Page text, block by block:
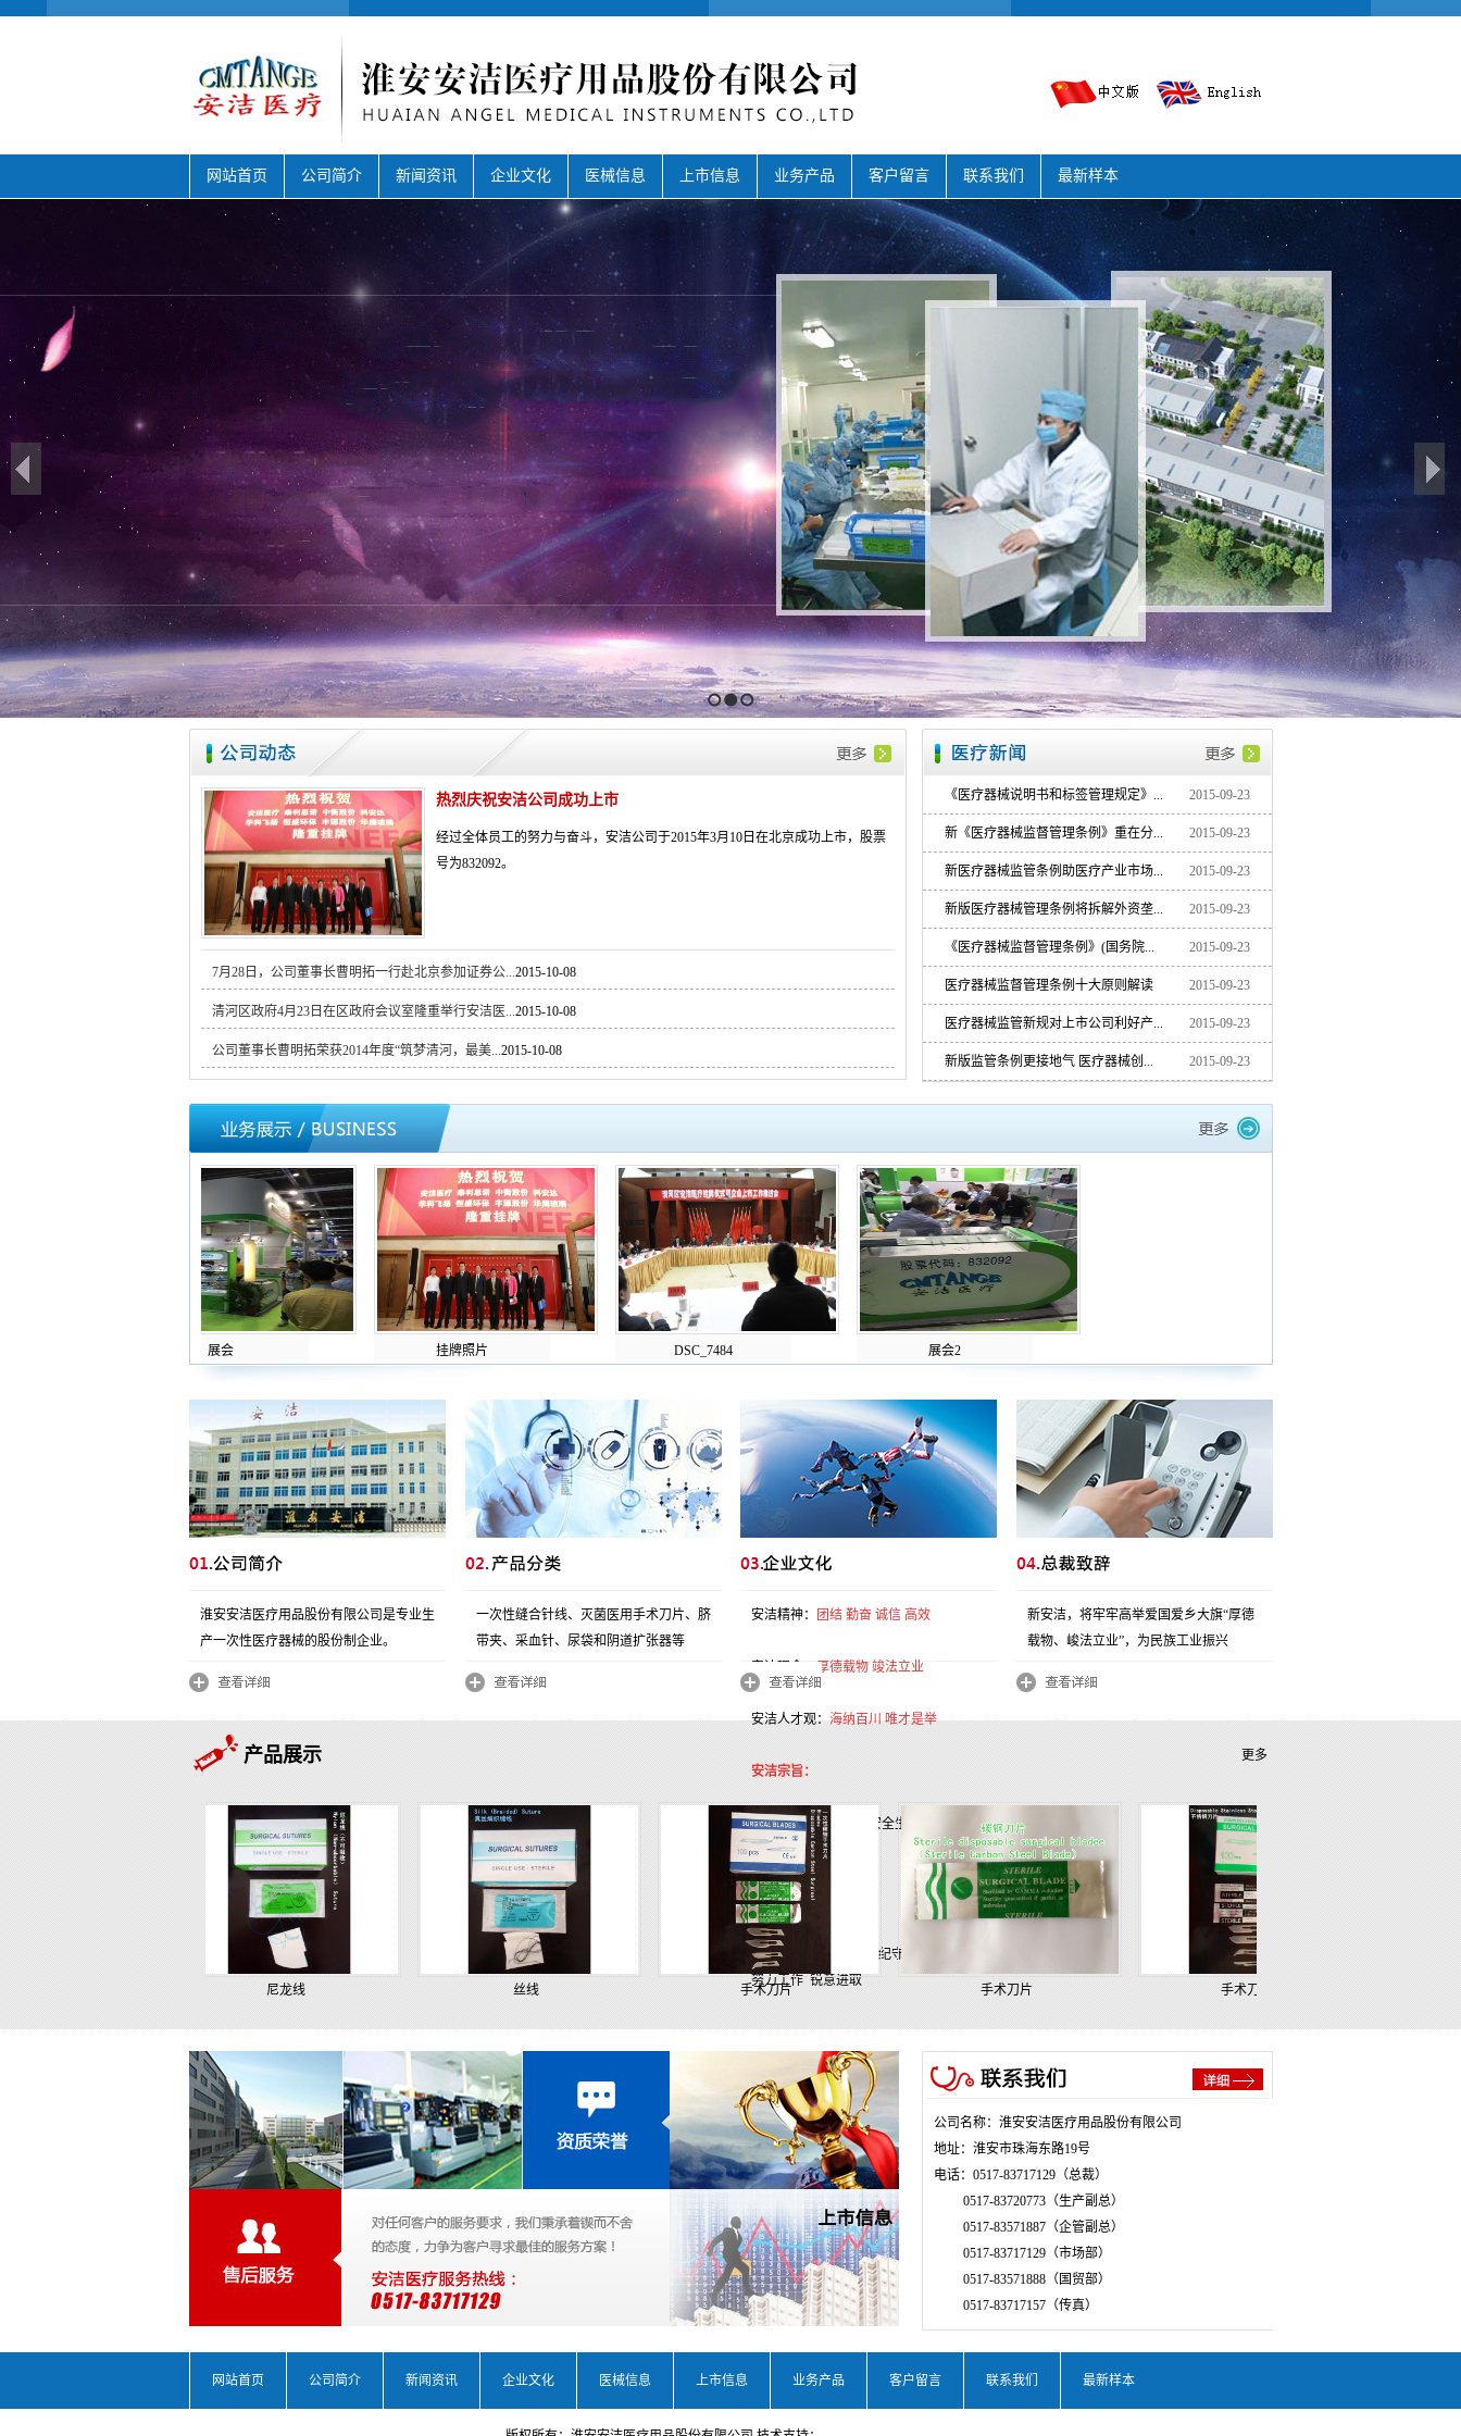
网站首页 公司简介 新闻资讯 企业文化 医械信息 上市信息 业务产品 客户留言 联系我们 最新样本
1 2 3
热烈庆祝安洁公司成功上市
经过全体员工的努力与奋斗，安洁公司于2015年3月10日在北京成功上市，股票
号为832092。
7月28日，公司董事长曹明拓一行赴北京参加证券公...2015-10-08
清河区政府4月23日在区政府会议室隆重举行安洁医...2015-10-08
公司董事长曹明拓荣获2014年度“筑梦清河，最美...2015-10-08
《医疗器械说明书和标签管理规定》... 2015-09-23
新《医疗器械监督管理条例》重在分... 2015-09-23
新医疗器械监管条例助医疗产业市场... 2015-09-23
新版医疗器械管理条例将拆解外资垄... 2015-09-23
《医疗器械监督管理条例》(国务院... 2015-09-23
医疗器械监督管理条例十大原则解读 2015-09-23
医疗器械监管新规对上市公司利好产... 2015-09-23
新版监管条例更接地气 医疗器械创... 2015-09-23
DSC_7484
淮安安洁医疗用品股份有限公司是专业生
产一次性医疗器械的股份制企业。
一次性缝合针线、灭菌医用手术刀片、脐
带夹、采血针、尿袋和阴道扩张器等
安洁精神： 团结 勤奋 诚信 高效
厚德载物 竣法立业
安洁人才观：海纳百川 唯才是举
安洁宗旨：
质量优异 用户至上 安全生产 和谐共进
艰苦创业 奋发图强
员工誓言
热爱祖国 忠诚安洁 遵纪守法 清正廉明
努力工作 锐意进取
新安洁，将牢牢高举爱国爱乡大旗“厚德
载物、峻法立业”，为民族工业振兴
更多
产品展示
尼龙线 丝线 手术刀片 手术刀片 手术刀片
公司名称：淮安安洁医疗用品股份有限公司
地址：淮安市珠海东路19号
电话：0517-83717129（总裁）
0517-83720773（生产副总）
0517-83571887（企管副总）
0517-83717129（市场部）
0517-83571888（国贸部）
0517-83717157（传真）
网站首页 公司简介 新闻资讯 企业文化 医械信息 上市信息 业务产品 客户留言 联系我们 最新样本